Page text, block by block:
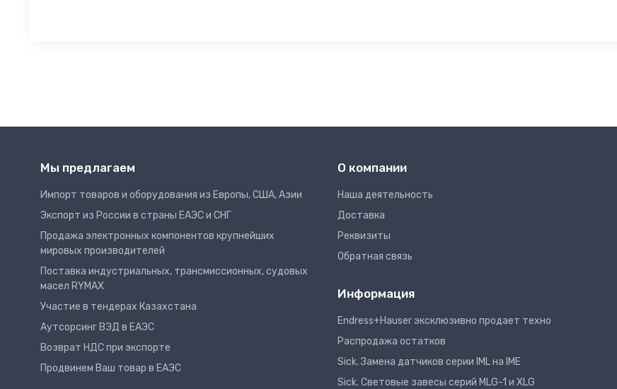
Мы предлагаем
Импорт товаров и оборудования из Европы, США, Азии
Экспорт из России в страны ЕАЭС и СНГ
Продажа электронных компонентов крупнейших
мировых производителей
Поставка индустриальных, трансмиссионных, судовых
масел RYMAX
Участие в тендерах Казахстана
Аутсорсинг ВЭД в ЕАЭС
Возврат НДС при экспорте
Продвинем Ваш товар в ЕАЭС
О компании
Наша деятельность
Доставка
Реквизиты
Обратная связь
Информация
Endress+Hauser эксклюзивно продает техно
Распродажа остатков
Sick. Замена датчиков серии IML на IME
Sick. Световые завесы серий MLG-1 и XLG